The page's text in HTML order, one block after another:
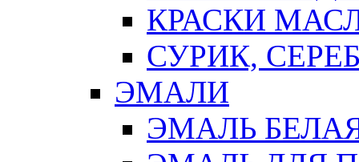
КРАСКИ
СУРИК,
ЭМАЛИ
ЭМАЛЬ